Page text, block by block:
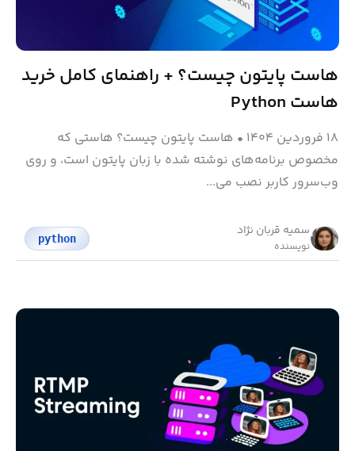
هاست پایتون چیست؟ + راهنمای کامل خرید
هاست Python
۱۸ فروردین ۱۴۰۴ • هاست پایتون چیست؟ هاستی که
مخصوص برنامه‌های نوشته شده با زبان پایتون است، و روی
وب‌سرور کاربر نصب می...
سمیه قربان نژاد
نویسنده
python